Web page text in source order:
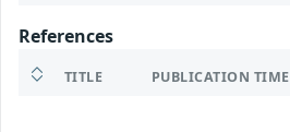
References
TITLE PUBLICATION TIME